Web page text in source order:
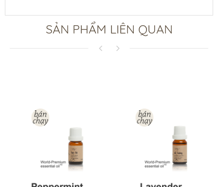
SẢN PHẨM LIÊN QUAN